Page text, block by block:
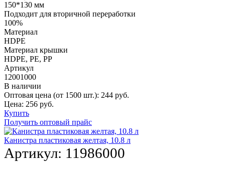
150*130 мм
Подходит для вторичной переработки
100%
Материал
HDPE
Материал крышки
HDPE, РE, РР
Артикул
12001000
В наличии
Оптовая цена (от 1500 шт.): 244 руб.
Цена: 256 руб.
Купить
Получить оптовый прайс
Канистра пластиковая желтая, 10.8 л
Артикул: 11986000